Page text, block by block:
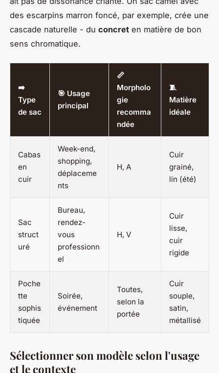
des escarpins marron foncé, par exemple, crée une
cascade naturelle - du concret en matière de bon
sens chromatique.
➡️
Type
de sac
🎯 Usage
principal
📏
Morpholo
gie
recomma
ndée
🧵
Matière
idéale
Cabas
en
cuir
Week-end,
shopping,
déplaceme
nts
H, A
Cuir
grainé,
lin (été)
Sac
struct
uré
Bureau,
rendez-
vous
professionn
el
H, V
Cuir
lisse,
cuir
rigide
Poche
tte
sophis
tiquée
Soirée,
événement
Toutes,
selon la
portée
Cuir
souple,
satin,
métallisé
Sélectionner son modèle selon l'usage
et le contexte